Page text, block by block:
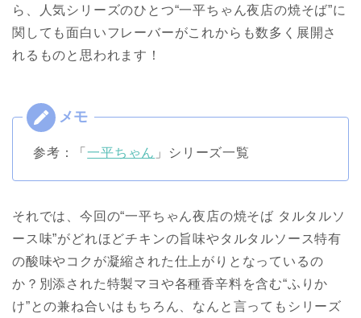
ら、人気シリーズのひとつ“一平ちゃん夜店の焼そば”に
関しても面白いフレーバーがこれからも数多く展開さ
れるものと思われます！
参考：「一平ちゃん 」シリーズ一覧
それでは、今回の“一平ちゃん夜店の焼そば タルタルソ
ース味”がどれほどチキンの旨味やタルタルソース特有
の酸味やコクが凝縮された仕上がりとなっているの
か？別添された特製マヨや各種香辛料を含む“ふりか
け”との兼ね合いはもちろん、なんと言ってもシリーズ